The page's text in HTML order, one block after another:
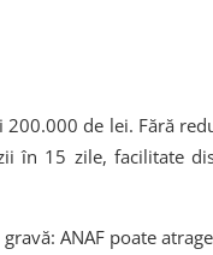
200.000 de lei. Fără
în 15 zile, facilitate
ANAF poate